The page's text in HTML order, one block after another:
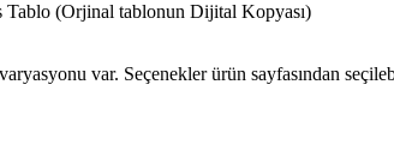
Tablo (Orjinal tablonun Dijital Kopyası)
var. Seçenekler ürün sayfasından